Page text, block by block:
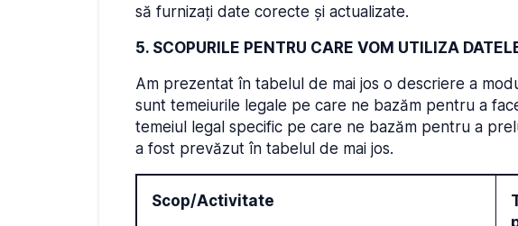
să furnizați date corecte și actualizate.
5. SCOPURILE PENTRU CARE VOM UTILIZA
Am prezentat în tabelul de mai jos o descriere a
sunt temeiurile legale pe care ne bazăm pentru a
temeiul legal specific pe care ne bazăm pentru a
a fost prevăzut în tabelul de mai jos.
Scop/Activitate